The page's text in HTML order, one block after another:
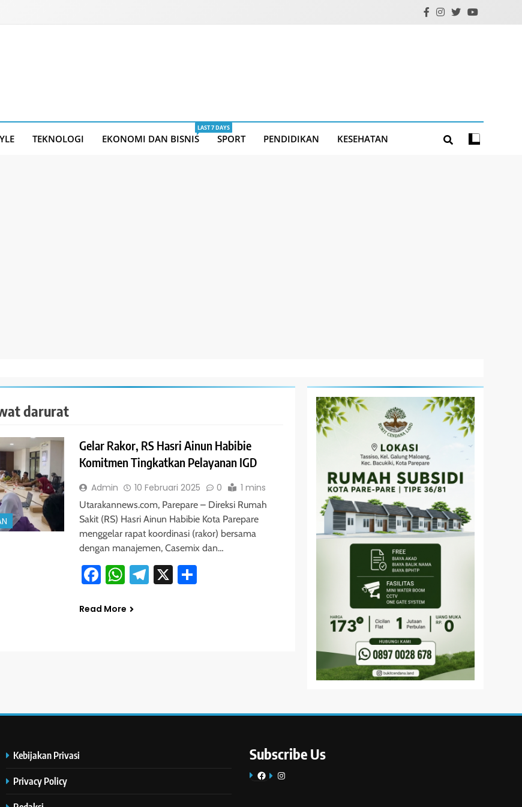
TEKNOLOGI EKONOMI DAN BISNIS
LAST 7 DAYS
SPORT PENDIDIKAN KESEHATAN
darurat
Gelar Rakor, RS Hasri Ainun Habibie
Komitmen Tingkatkan Pelayanan IGD
Admin 10 Februari 2025 0 1 mins
Utarakannews.com, Parepare – Direksi Rumah
Sakit (RS) Hasri Ainun Habibie Kota Parepare
menggelar rapat koordinasi (rakor) bersama
dengan manajemen, Casemix dan…
Facebook
WhatsApp
Telegram
X Share
Read More
Kebijakan Privasi
Privacy Policy
Subscribe Us
FacebookInstagram